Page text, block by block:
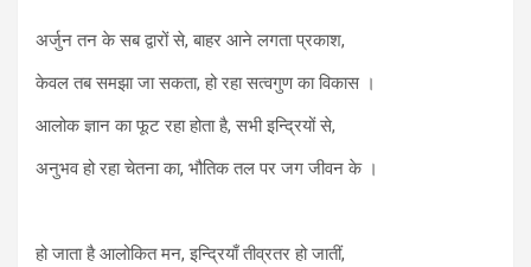
अर्जुन तन के सब द्वारों से, बाहर आने लगता प्रकाश,
केवल तब समझा जा सकता, हो रहा सत्वगुण का विकास ।
आलोक ज्ञान का फूट रहा होता है, सभी इन्द्रियों से,
अनुभव हो रहा चेतना का, भौतिक तल पर जग जीवन के ।
हो जाता है आलोकित मन, इन्द्रियाँ तीव्रतर हो जातीं,